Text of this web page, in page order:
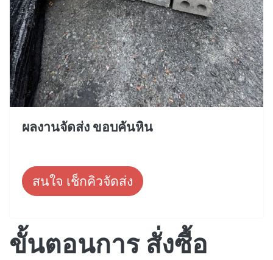
ผลงานจัดส่ง ขอบคันหิน
สนใจ เช็กคิวจัดส่ง
ขั้นตอนการ สั่งซื้อ